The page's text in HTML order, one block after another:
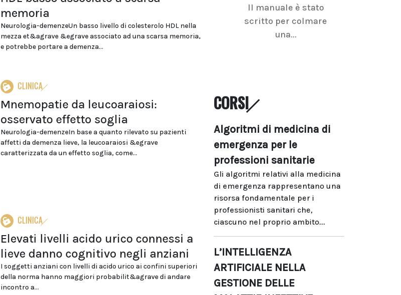
memoria
Neurologia-demenzeUn basso livello di colesterolo HDL nella
mezza et&agrave &egrave associato ad una scarsa memoria,
e potrebbe portare a demenza...
CLINICA
Mnemopatie da leucoaraiosi:
osservato effetto soglia
Neurologia-demenzeIn base a quanto rilevato su pazienti
affetti da demenza lieve, la leucoaraiosi &egrave
caratterizzata da un effetto soglia, come...
CLINICA
Elevati livelli acido urico connessi a
lieve danno cognitivo negli anziani
I soggetti anziani con livelli di acido urico ai confini superiori
della norma hanno maggiori probabilit&agrave di andare
incontro a...
Il manuale è stato
scritto per colmare
una...
CORSI
Algoritmi di medicina di
emergenza per le
professioni sanitarie
Gli algoritmi relativi alla medicina
di emergenza rappresentano una
risorsa fondamentale per i
professionisti sanitari che,
ciascuno nel proprio ambito...
L’INTELLIGENZA
ARTIFICIALE NELLA
GESTIONE DELLE